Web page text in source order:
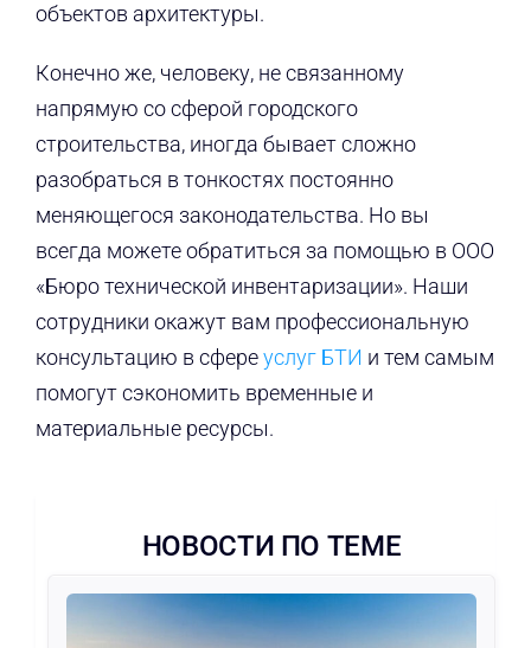
объектов архитектуры.
Конечно же, человеку, не связанному
напрямую со сферой городского
строительства, иногда бывает сложно
разобраться в тонкостях постоянно
меняющегося законодательства. Но вы
всегда можете обратиться за помощью в ООО
«Бюро технической инвентаризации». Наши
сотрудники окажут вам профессиональную
консультацию в сфереуслуг БТИ и тем самым
помогут сэкономить временные и
материальные ресурсы.
НОВОСТИ ПО ТЕМЕ